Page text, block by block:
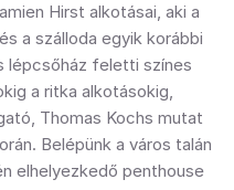
Hirst alkotásai, aki a
a szálloda egyik korábbi
lépcsőház feletti színes
a ritka alkotásokig,
Thomas Kochs mutat
Belépünk a város talán
elhelyezkedő penthouse